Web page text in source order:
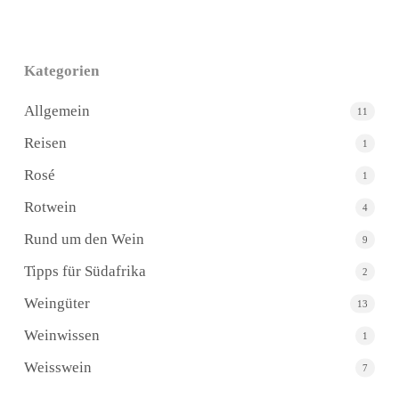
Kategorien
Allgemein 11
Reisen 1
Rosé 1
Rotwein 4
Rund um den Wein 9
Tipps für Südafrika 2
Weingüter 13
Weinwissen 1
Weisswein 7